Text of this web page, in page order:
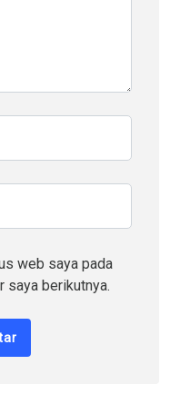
web saya pada
saya berikutnya.